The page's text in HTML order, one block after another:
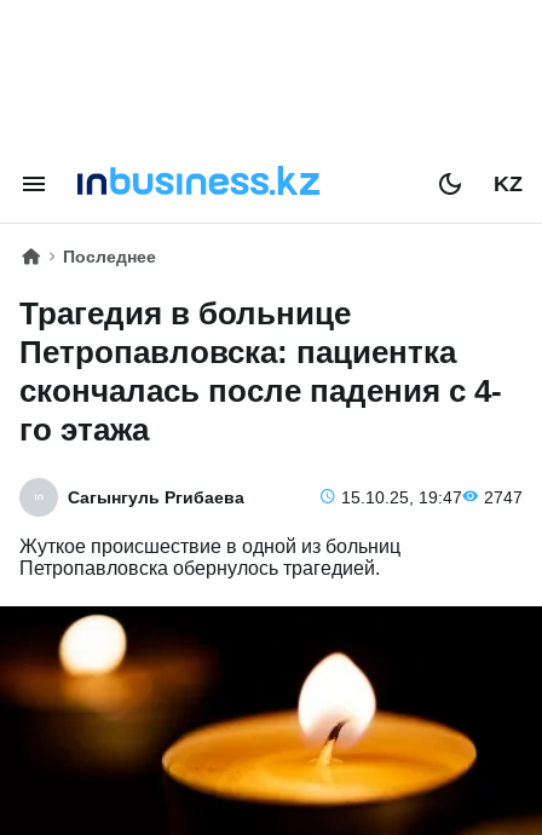
KZ
Последнее
Трагедия в больнице
Петропавловска: пациентка
скончалась после падения с 4-
го этажа
Сагынгуль Ргибаева 15.10.25, 19:47 2747
Жуткое происшествие в одной из больниц
Петропавловска обернулось трагедией.